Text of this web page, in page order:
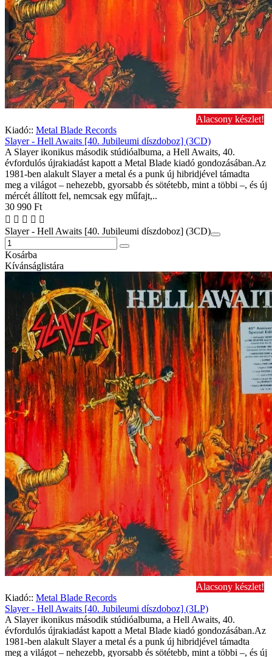
Alacsony készlet!
Kiadó:: Metal Blade Records
Slayer - Hell Awaits [40. Jubileumi díszdoboz] (3CD)
A Slayer ikonikus második stúdióalbuma, a Hell Awaits, 40.
évfordulós újrakiadást kapott a Metal Blade kiadó gondozásában.Az
1981-ben alakult Slayer a metal és a punk új hibridjével támadta
meg a világot – nehezebb, gyorsabb és sötétebb, mint a többi –, és új
mércét állított fel, nemcsak egy műfajt,..
30 990 Ft
Slayer - Hell Awaits [40. Jubileumi díszdoboz] (3CD)
Kosárba
Kívánságlistára
Alacsony készlet!
Kiadó:: Metal Blade Records
Slayer - Hell Awaits [40. Jubileumi díszdoboz] (3LP)
A Slayer ikonikus második stúdióalbuma, a Hell Awaits, 40.
évfordulós újrakiadást kapott a Metal Blade kiadó gondozásában.Az
1981-ben alakult Slayer a metal és a punk új hibridjével támadta
meg a világot – nehezebb, gyorsabb és sötétebb, mint a többi –, és új